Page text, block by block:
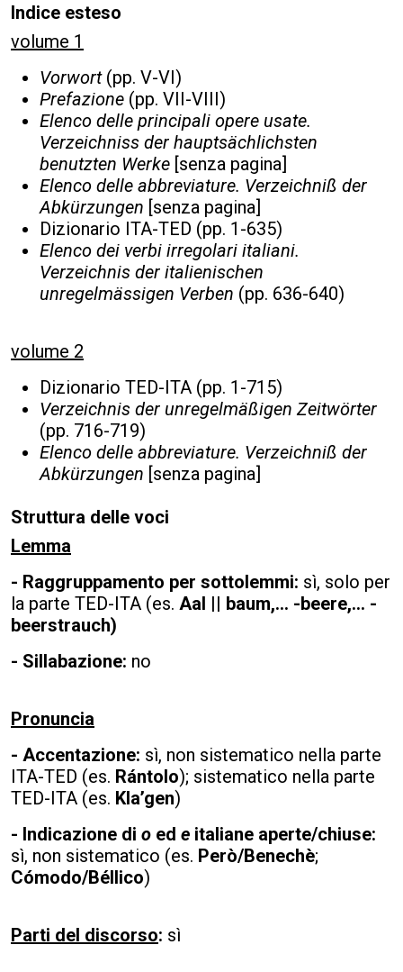
Indice esteso
volume 1
Vorwort(pp. V-VI)
Prefazione (pp. VII-VIII)
Elenco delle principali opere usate.
Verzeichniss der hauptsächlichsten
benutzten Werke [senza pagina]
Elenco delle abbreviature. Verzeichniß der
Abkürzungen [senza pagina]
Dizionario ITA-TED (pp. 1-635)
Elenco dei verbi irregolari italiani.
Verzeichnis der italienischen
unregelmässigen Verben (pp. 636-640)
volume 2
Dizionario TED-ITA (pp. 1-715)
Verzeichnis der unregelmäßigen Zeitwörter
(pp. 716-719)
Elenco delle abbreviature. Verzeichniß der
Abkürzungen [senza pagina]
Struttura delle voci
Lemma
- Raggruppamento per sottolemmi: sì, solo per
la parte TED-ITA (es. Aal || baum,... -beere,... -
beerstrauch)
- Sillabazione: no
Pronuncia
- Accentazione: sì, non sistematico nella parte
ITA-TED (es. Rántolo); sistematico nella parte
TED-ITA (es. Kla’gen)
- Indicazione di o ed e italiane aperte/chiuse:
sì, non sistematico (es. Però/Benechè;
Cómodo/Béllico)
Parti del discorso: sì